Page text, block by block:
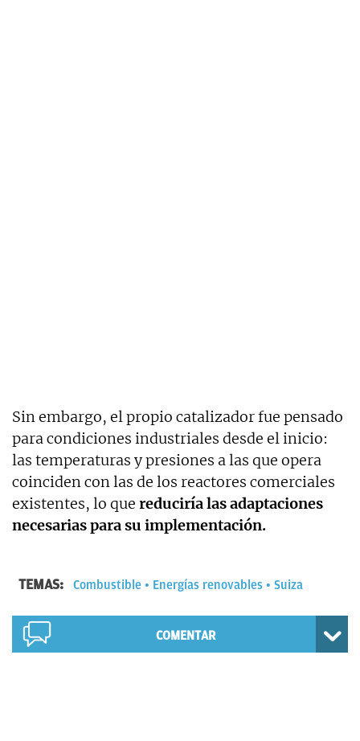
Sin embargo, el propio catalizador fue pensado
para condiciones industriales desde el inicio:
las temperaturas y presiones a las que opera
coinciden con las de los reactores comerciales
existentes, lo que reduciría las adaptaciones
necesarias para su implementación.
TEMAS: Combustible Energías renovables Suiza
COMENTAR